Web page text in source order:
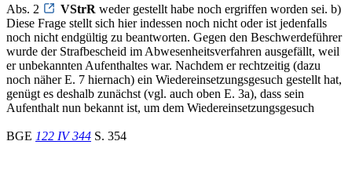
Abs. 2
VStrR weder gestellt habe noch ergriffen worden sei. b)
Diese Frage stellt sich hier indessen noch nicht oder ist jedenfalls
noch nicht endgültig zu beantworten. Gegen den Beschwerdeführer
wurde der Strafbescheid im Abwesenheitsverfahren ausgefällt, weil
er unbekannten Aufenthaltes war. Nachdem er rechtzeitig (dazu
noch näher E. 7 hiernach) ein Wiedereinsetzungsgesuch gestellt hat,
genügt es deshalb zunächst (vgl. auch oben E. 3a), dass sein
Aufenthalt nun bekannt ist, um dem Wiedereinsetzungsgesuch
BGE 122 IV 344 S. 354